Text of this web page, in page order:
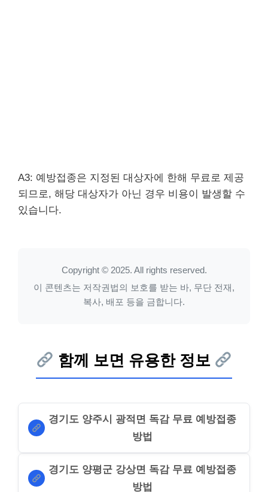
A3: 예방접종은 지정된 대상자에 한해 무료로 제공
되므로, 해당 대상자가 아닌 경우 비용이 발생할 수
있습니다.
Copyright © 2025. All rights reserved.
이 콘텐츠는 저작권법의 보호를 받는 바, 무단 전재,
복사, 배포 등을 금합니다.
함께 보면 유용한 정보
경기도 양주시 광적면 독감 무료 예방접종
방법
경기도 양평군 강상면 독감 무료 예방접종
방법